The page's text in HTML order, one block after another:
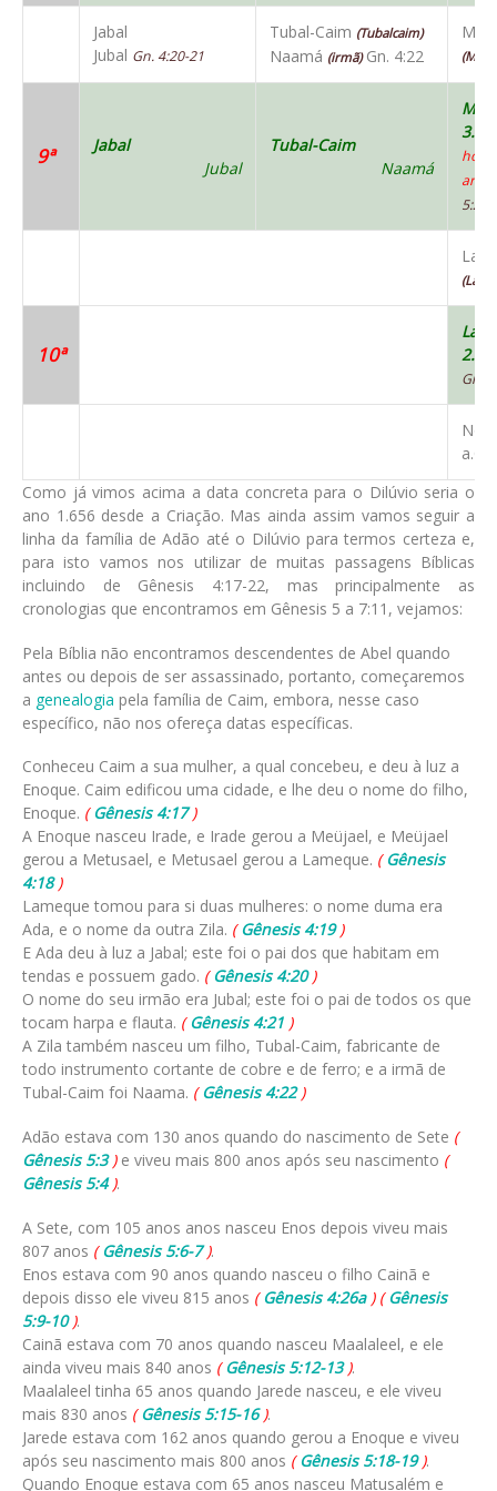
Jabal
Jubal Gn. 4:20-21
Tubal-Caim (Tubalcaim)
Naamá (irmã)Gn. 4:22
9ª
Jabal
Jubal
Tubal-Caim
Naamá
5:21
10ª
Gn.
Noé
a.C.
Como já vimos acima a data concreta para o Dilúvio seria o
ano 1.656 desde a Criação. Mas ainda assim vamos seguir a
linha da família de Adão até o Dilúvio para termos certeza e,
para isto vamos nos utilizar de muitas passagens Bíblicas
incluindo de Gênesis 4:17-22, mas principalmente as
cronologias que encontramos em Gênesis 5 a 7:11, vejamos:
Pela Bíblia não encontramos descendentes de Abel quando
antes ou depois de ser assassinado, portanto, começaremos
a genealogia pela família de Caim, embora, nesse caso
específico, não nos ofereça datas específicas.
Conheceu Caim a sua mulher, a qual concebeu, e deu à luz a
Enoque. Caim edificou uma cidade, e lhe deu o nome do filho,
Enoque. (Gênesis 4:17)
A Enoque nasceu Irade, e Irade gerou a Meüjael, e Meüjael
gerou a Metusael, e Metusael gerou a Lameque. (Gênesis
4:18)
Lameque tomou para si duas mulheres: o nome duma era
Ada, e o nome da outra Zila. (Gênesis 4:19)
E Ada deu à luz a Jabal; este foi o pai dos que habitam em
tendas e possuem gado. (Gênesis 4:20)
O nome do seu irmão era Jubal; este foi o pai de todos os que
tocam harpa e flauta. (Gênesis 4:21 )
A Zila também nasceu um filho, Tubal-Caim, fabricante de
todo instrumento cortante de cobre e de ferro; e a irmã de
Tubal-Caim foi Naama. (Gênesis 4:22)
Adão estava com 130 anos quando do nascimento de Sete (
Gênesis 5:3)e viveu mais 800 anos após seu nascimento (
Gênesis 5:4).
A Sete, com 105 anos anos nasceu Enos depois viveu mais
807 anos (Gênesis 5:6-7).
Enos estava com 90 anos quando nasceu o filho Cainã e
depois disso ele viveu 815 anos (Gênesis 4:26a) (Gênesis
5:9-10).
Cainã estava com 70 anos quando nasceu Maalaleel, e ele
ainda viveu mais 840 anos (Gênesis 5:12-13).
Maalaleel tinha 65 anos quando Jarede nasceu, e ele viveu
mais 830 anos (Gênesis 5:15-16).
Jarede estava com 162 anos quando gerou a Enoque e viveu
após seu nascimento mais 800 anos (Gênesis 5:18-19).
Quando Enoque estava com 65 anos nasceu Matusalém e